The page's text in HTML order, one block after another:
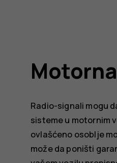
Radio-signali mogu
sisteme u motornim
ovlašćeno osoblje
može da poništi